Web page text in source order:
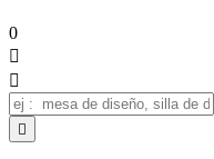
0


